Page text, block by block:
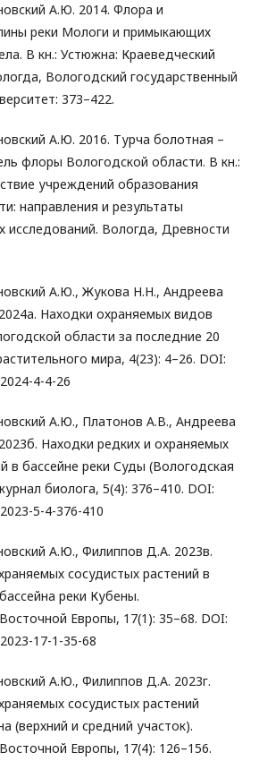
А.Ю. 2014. Флора и
реки Мологи и примыкающих
В кн.: Устюжна: Краеведческий
Вологодский государственный
373–422.
А.Ю. 2016. Турча болотная –
флоры Вологодской области. В кн.:
учреждений образования
направления и результаты
исследований. Вологда, Древности
А.Ю., Жукова Н.Н., Андреева
Находки охраняемых видов
области за последние 20
мира, 4(23): 4–26. DOI:
4-4-26
А.Ю., Платонов А.В., Андреева
Находки редких и охраняемых
в бассейне реки Суды (Вологодская
биолога, 5(4): 376–410. DOI:
5-4-376-410
А.Ю., Филиппов Д.А. 2023в.
сосудистых растений в
реки Кубены.
Европы, 17(1): 35–68. DOI:
17-1-35-68
А.Ю., Филиппов Д.А. 2023г.
сосудистых растений
(верхний и средний участок).
Европы, 17(4): 126–156.